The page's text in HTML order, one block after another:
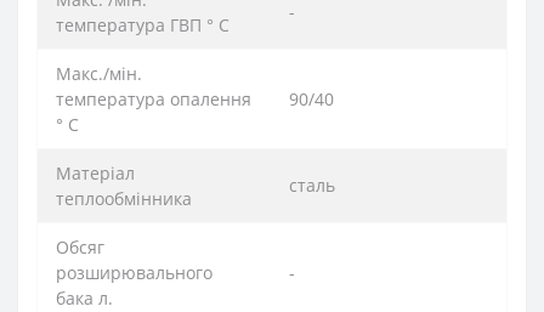
температура ГВП ° C
-
Макс./мін.
температура опалення
° C
90/40
Матеріал
теплообмінника
сталь
Обсяг
розширювального
бака л.
-